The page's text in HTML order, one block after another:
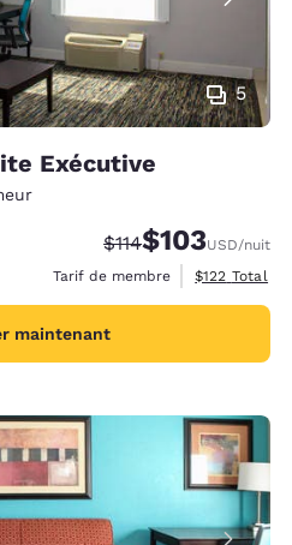
5
Exécutive
Tarif barré :
$114Tarif réduit :
$103USD/nuit
Tarif de membre
Afficher les
$122 Total
maintenant